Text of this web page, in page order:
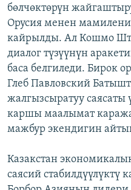
бөлчөктөрүн
Орусия менен
кайрылды. Ал Кошмо
диалог түзүүнүн
баса белгиледи. Бирок
Глеб Павловский
жалгызсыратуу саясаты
каршы маалымат
мажбур экендигин
Казакстан
саясий стабилдүүлүктү